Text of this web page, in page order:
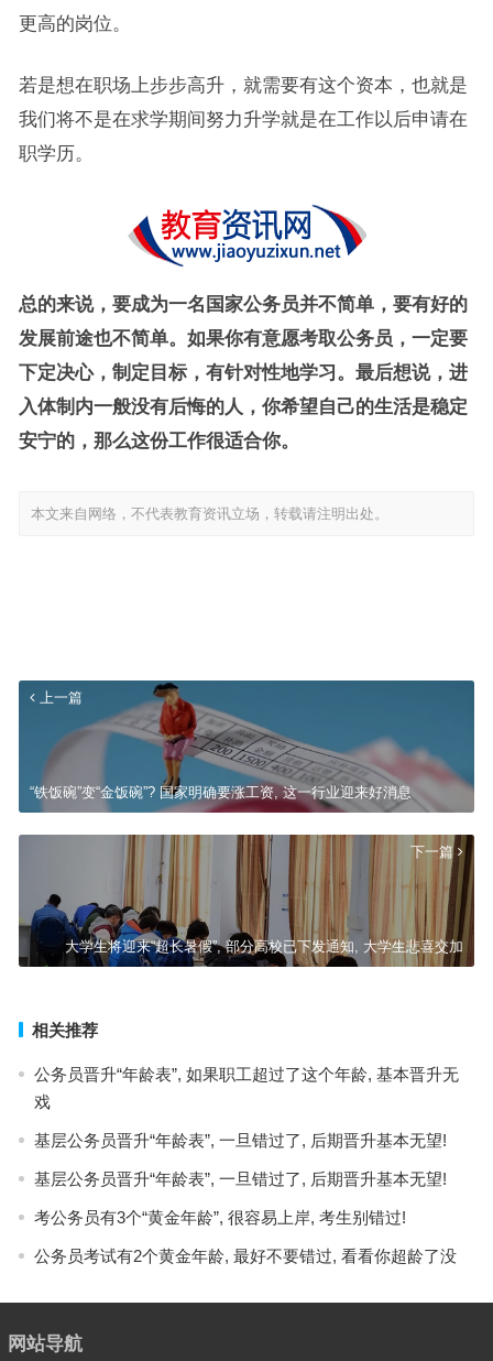
更高的岗位。
若是想在职场上步步高升，就需要有这个资本，也就是
我们将不是在求学期间努力升学就是在工作以后申请在
职学历。
总的来说，要成为一名国家公务员并不简单，要有好的
发展前途也不简单。如果你有意愿考取公务员，一定要
下定决心，制定目标，有针对性地学习。最后想说，进
入体制内一般没有后悔的人，你希望自己的生活是稳定
安宁的，那么这份工作很适合你。
本文来自网络，不代表教育资讯立场，转载请注明出处。
上一篇
“铁饭碗”变“金饭碗”? 国家明确要涨工资, 这一行业迎来好消息
下一篇
大学生将迎来“超长暑假”, 部分高校已下发通知, 大学生悲喜交加
相关推荐
公务员晋升“年龄表”, 如果职工超过了这个年龄, 基本晋升无
戏
基层公务员晋升“年龄表”, 一旦错过了, 后期晋升基本无望!
基层公务员晋升“年龄表”, 一旦错过了, 后期晋升基本无望!
考公务员有3个“黄金年龄”, 很容易上岸, 考生别错过!
公务员考试有2个黄金年龄, 最好不要错过, 看看你超龄了没
网站导航